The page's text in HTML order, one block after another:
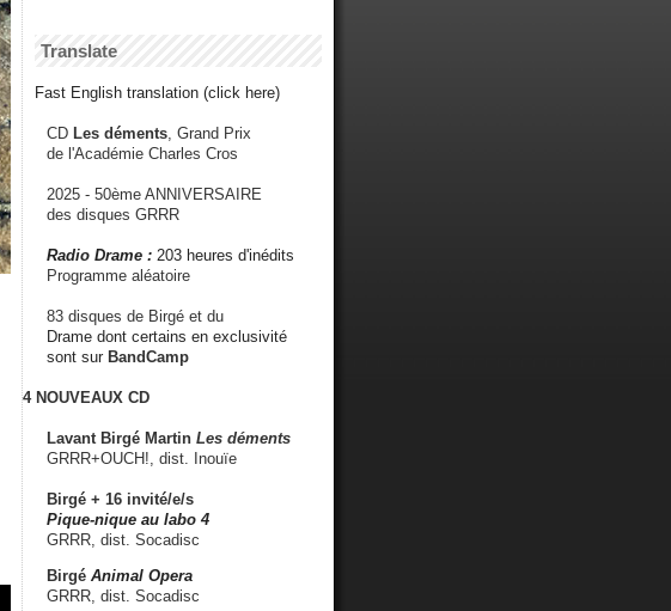
Translate
Fast English translation (click here)
CD Les déments , Grand Prix
de l'Académie Charles Cros
2025 - 50ème ANNIVERSAIRE
des disques GRRR
Radio Drame : 203 heures d'inédits
Programme aléatoire
83 disques de Birgé et du
Drame dont certains en exclusivité
sont sur BandCamp
4 NOUVEAUX CD
Lavant Birgé Martin Les déments
GRRR+OUCH!, dist. Inouïe
Birgé + 16 invité/e/s
Pique-nique au labo 4
GRRR, dist. Socadisc
Birgé Animal Opera
GRRR, dist. Socadisc